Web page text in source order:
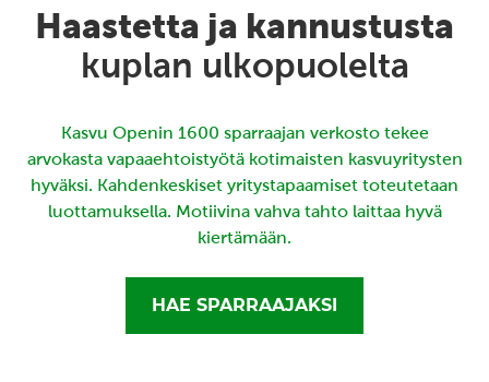
Haastetta ja kannustusta
kuplan ulkopuolelta
Kasvu Openin 1600 sparraajan verkosto tekee
arvokasta vapaaehtoistyötä kotimaisten kasvuyritysten
hyväksi. Kahdenkeskiset yritystapaamiset toteutetaan
luottamuksella. Motiivina vahva tahto laittaa hyvä
kiertämään.
HAE SPARRAAJAKSI